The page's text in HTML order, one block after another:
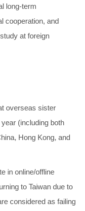
long-term
cooperation, and
at foreign
overseas sister
(including both
Hong Kong, and
in online/offline
to Taiwan due to
considered as failing